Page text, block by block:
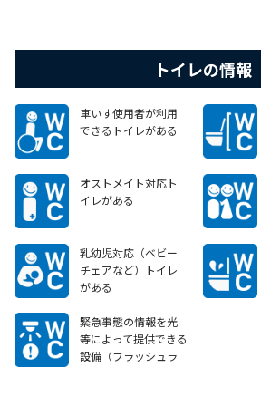
トイレの情報
車いす使用者が利用
できるトイレがある
オストメイト対応ト
イレがある
乳幼児対応（ベビー
チェアなど）トイレ
がある
緊急事態の情報を光
等によって提供できる
設備（フラッシュラ